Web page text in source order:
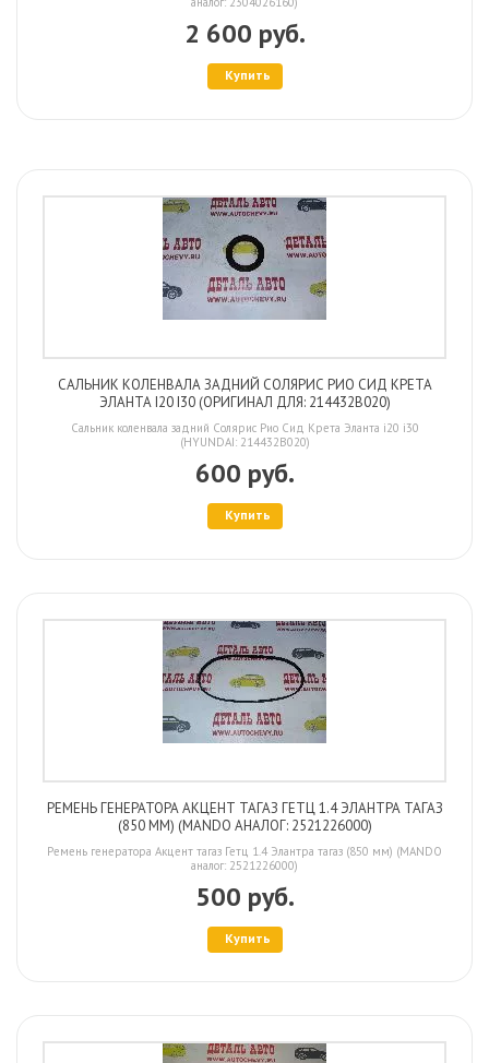
2 600 руб.
Купить
САЛЬНИК КОЛЕНВАЛА ЗАДНИЙ СОЛЯРИС РИО СИД КРЕТА
ЭЛАНТА I20 I30 (ОРИГИНАЛ ДЛЯ: 214432B020)
Сальник коленвала задний Солярис Рио Сид Крета Эланта i20 i30
(HYUNDAI: 214432B020)
600 руб.
Купить
РЕМЕНЬ ГЕНЕРАТОРА АКЦЕНТ ТАГАЗ ГЕТЦ 1.4 ЭЛАНТРА ТАГАЗ
(850 ММ) (MANDO АНАЛОГ: 2521226000)
Ремень генератора Акцент тагаз Гетц 1.4 Элантра тагаз (850 мм) (MANDO
аналог: 2521226000)
500 руб.
Купить